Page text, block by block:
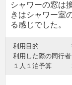
シャワーの窓は
きはシャワー室
る感じでした。
利用目的
利用した際の同行者
１人１泊予算